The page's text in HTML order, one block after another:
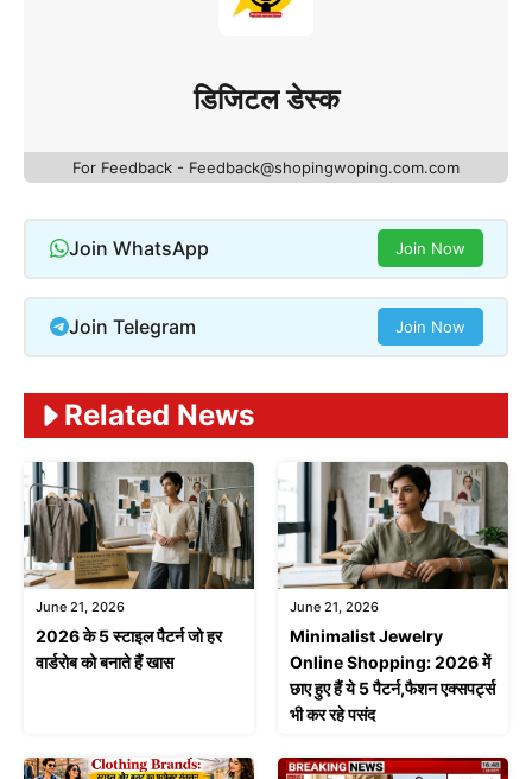
डिजिटल डेस्क
For Feedback - Feedback@shopingwoping.com.com
Join WhatsApp Join Now
Join Telegram Join Now
Related News
June 21, 2026
2026 के 5 स्टाइल पैटर्न जो हर
वार्डरोब को बनाते हैं खास
June 21, 2026
Minimalist Jewelry
Online Shopping: 2026 में
छाए हुए हैं ये 5 पैटर्न,फैशन एक्सपर्ट्स
भी कर रहे पसंद